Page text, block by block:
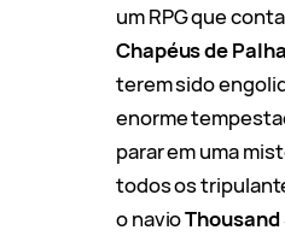
um RPG que
Chapéus de Palha
terem sido
enorme
parar em uma
todos os
o navioThousand